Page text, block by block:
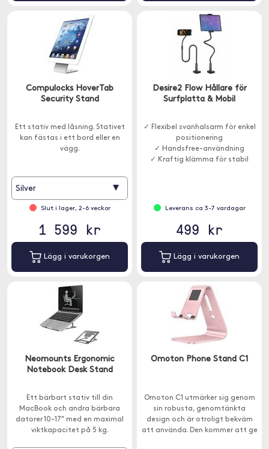
Compulocks HoverTab
Security Stand
Ett stativ med låsning. Stativet
kan fästas i ett bord eller en
vägg.
Silver ▾
Slut i lager, 2-6 veckor
1 599 kr
Lägg i varukorgen
Desire2 Flow Hållare för
Surfplatta & Mobil
✓ Flexibel svanhalsarm för enkel
positionering
✓ Handsfree-användning
✓ Kraftig klämma för stabil
Leverans ca 3-7 vardagar
499 kr
Lägg i varukorgen
Neomounts Ergonomic
Notebook Desk Stand
Ett bärbart stativ till din
MacBook och andra bärbara
datorer 10-17" med en maximal
viktkapacitet på 5 kg.
Omoton Phone Stand C1
Omoton C1 utmärker sig genom
sin robusta, genomtänkta
design och är otroligt bekväm
att använda. Den kommer att ge